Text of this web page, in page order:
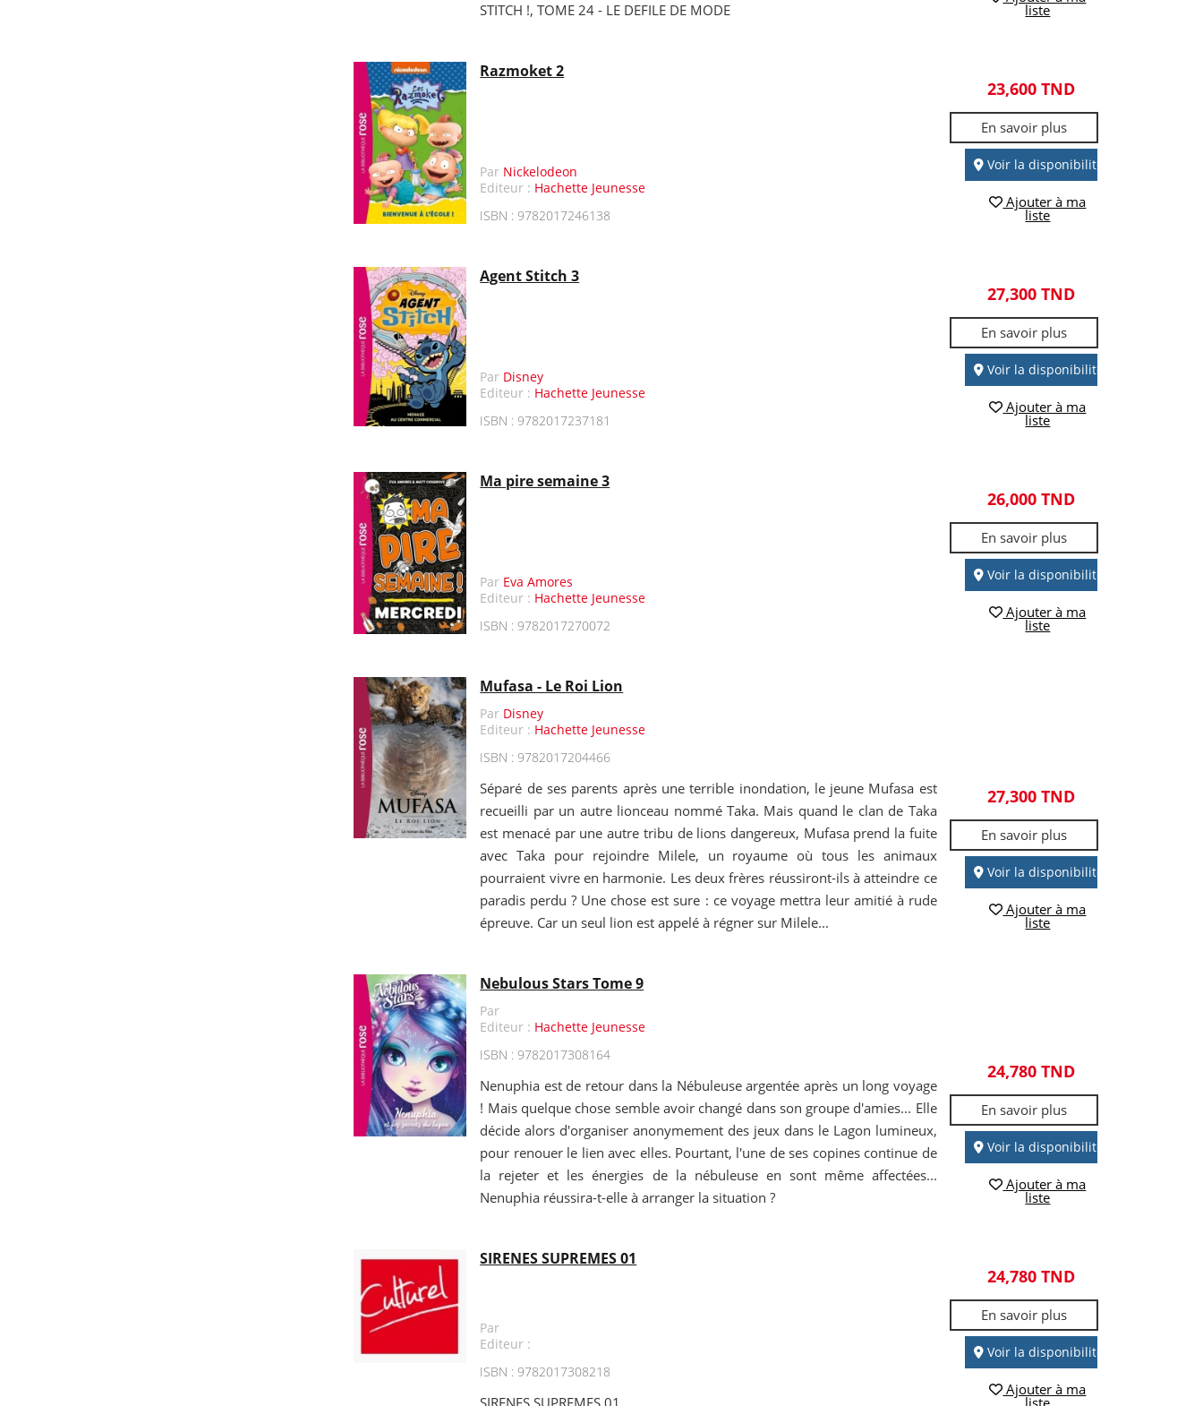
STITCH !, TOME 24 - LE DEFILE DE MODE liste
Razmoket 2
Par Nickelodeon
Editeur : Hachette Jeunesse
ISBN : 9782017246138
23,600 TND
En savoir plus
Voir la disponibilité
Ajouter à ma
liste
Agent Stitch 3
Par Disney
Editeur : Hachette Jeunesse
ISBN : 9782017237181
27,300 TND
En savoir plus
Voir la disponibilité
Ajouter à ma
liste
Ma pire semaine 3
Par Eva Amores
Editeur : Hachette Jeunesse
ISBN : 9782017270072
26,000 TND
En savoir plus
Voir la disponibilité
Ajouter à ma
liste
Mufasa - Le Roi Lion
Par Disney
Editeur : Hachette Jeunesse
ISBN : 9782017204466
Séparé de ses parents après une terrible inondation, le jeune Mufasa est
recueilli par un autre lionceau nommé Taka. Mais quand le clan de Taka
est menacé par une autre tribu de lions dangereux, Mufasa prend la fuite
avec Taka pour rejoindre Milele, un royaume où tous les animaux
pourraient vivre en harmonie. Les deux frères réussiront-ils à atteindre ce
paradis perdu ? Une chose est sure : ce voyage mettra leur amitié à rude
épreuve. Car un seul lion est appelé à régner sur Milele...
27,300 TND
En savoir plus
Voir la disponibilité
Ajouter à ma
liste
Nebulous Stars Tome 9
Par
Editeur : Hachette Jeunesse
ISBN : 9782017308164
Nenuphia est de retour dans la Nébuleuse argentée après un long voyage
! Mais quelque chose semble avoir changé dans son groupe d'amies... Elle
décide alors d'organiser anonymement des jeux dans le Lagon lumineux,
pour renouer le lien avec elles. Pourtant, l'une de ses copines continue de
la rejeter et les énergies de la nébuleuse en sont même affectées...
Nenuphia réussira-t-elle à arranger la situation ?
24,780 TND
En savoir plus
Voir la disponibilité
Ajouter à ma
liste
SIRENES SUPREMES 01
Par
Editeur :
ISBN : 9782017308218
SIRENES SUPREMES 01
24,780 TND
En savoir plus
Voir la disponibilité
Ajouter à ma
liste